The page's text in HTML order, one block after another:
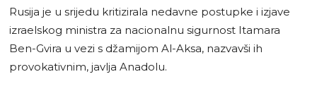
Rusija je u srijedu kritizirala nedavne postupke i izjave
izraelskog ministra za nacionalnu sigurnost Itamara
Ben-Gvira u vezi s džamijom Al-Aksa, nazvavši ih
provokativnim, javlja Anadolu.